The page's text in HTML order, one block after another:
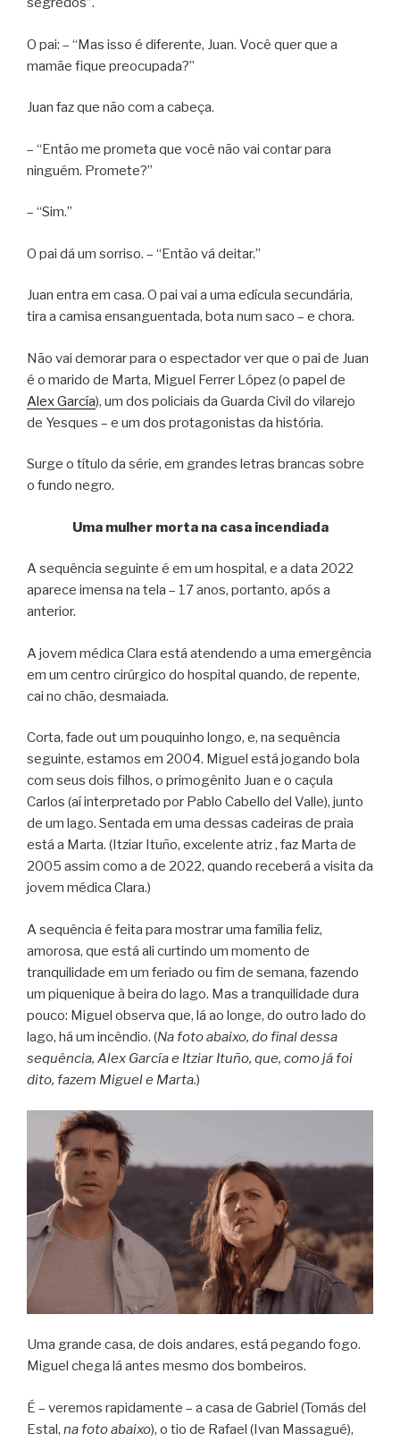
O pai: – “Mas isso é diferente, Juan. Você quer que a
mamãe fique preocupada?”
Juan faz que não com a cabeça.
– “Então me prometa que você não vai contar para
ninguém. Promete?”
– “Sim.”
O pai dá um sorriso. – “Então vá deitar.”
Juan entra em casa. O pai vai a uma edícula secundária,
tira a camisa ensanguentada, bota num saco – e chora.
Não vai demorar para o espectador ver que o pai de Juan
é o marido de Marta, Miguel Ferrer López (o papel de
Alex García), um dos policiais da Guarda Civil do vilarejo
de Yesques – e um dos protagonistas da história.
Surge o título da série, em grandes letras brancas sobre
o fundo negro.
Uma mulher morta na casa incendiada
A sequência seguinte é em um hospital, e a data 2022
aparece imensa na tela – 17 anos, portanto, após a
anterior.
A jovem médica Clara está atendendo a uma emergência
em um centro cirúrgico do hospital quando, de repente,
cai no chão, desmaiada.
Corta, fade out um pouquinho longo, e, na sequência
seguinte, estamos em 2004. Miguel está jogando bola
com seus dois filhos, o primogênito Juan e o caçula
Carlos (aí interpretado por Pablo Cabello del Valle), junto
de um lago. Sentada em uma dessas cadeiras de praia
está a Marta. (Itziar Ituño, excelente atriz , faz Marta de
2005 assim como a de 2022, quando receberá a visita da
jovem médica Clara.)
A sequência é feita para mostrar uma família feliz,
amorosa, que está ali curtindo um momento de
tranquilidade em um feriado ou fim de semana, fazendo
um piquenique à beira do lago. Mas a tranquilidade dura
pouco: Miguel observa que, lá ao longe, do outro lado do
lago, há um incêndio. (Na foto abaixo, do final dessa
sequência, Alex García e Itziar Ituño, que, como já foi
dito, fazem Miguel e Marta.)
Uma grande casa, de dois andares, está pegando fogo.
Miguel chega lá antes mesmo dos bombeiros.
É – veremos rapidamente – a casa de Gabriel (Tomás del
Estal, na foto abaixo), o tio de Rafael (Ivan Massagué),